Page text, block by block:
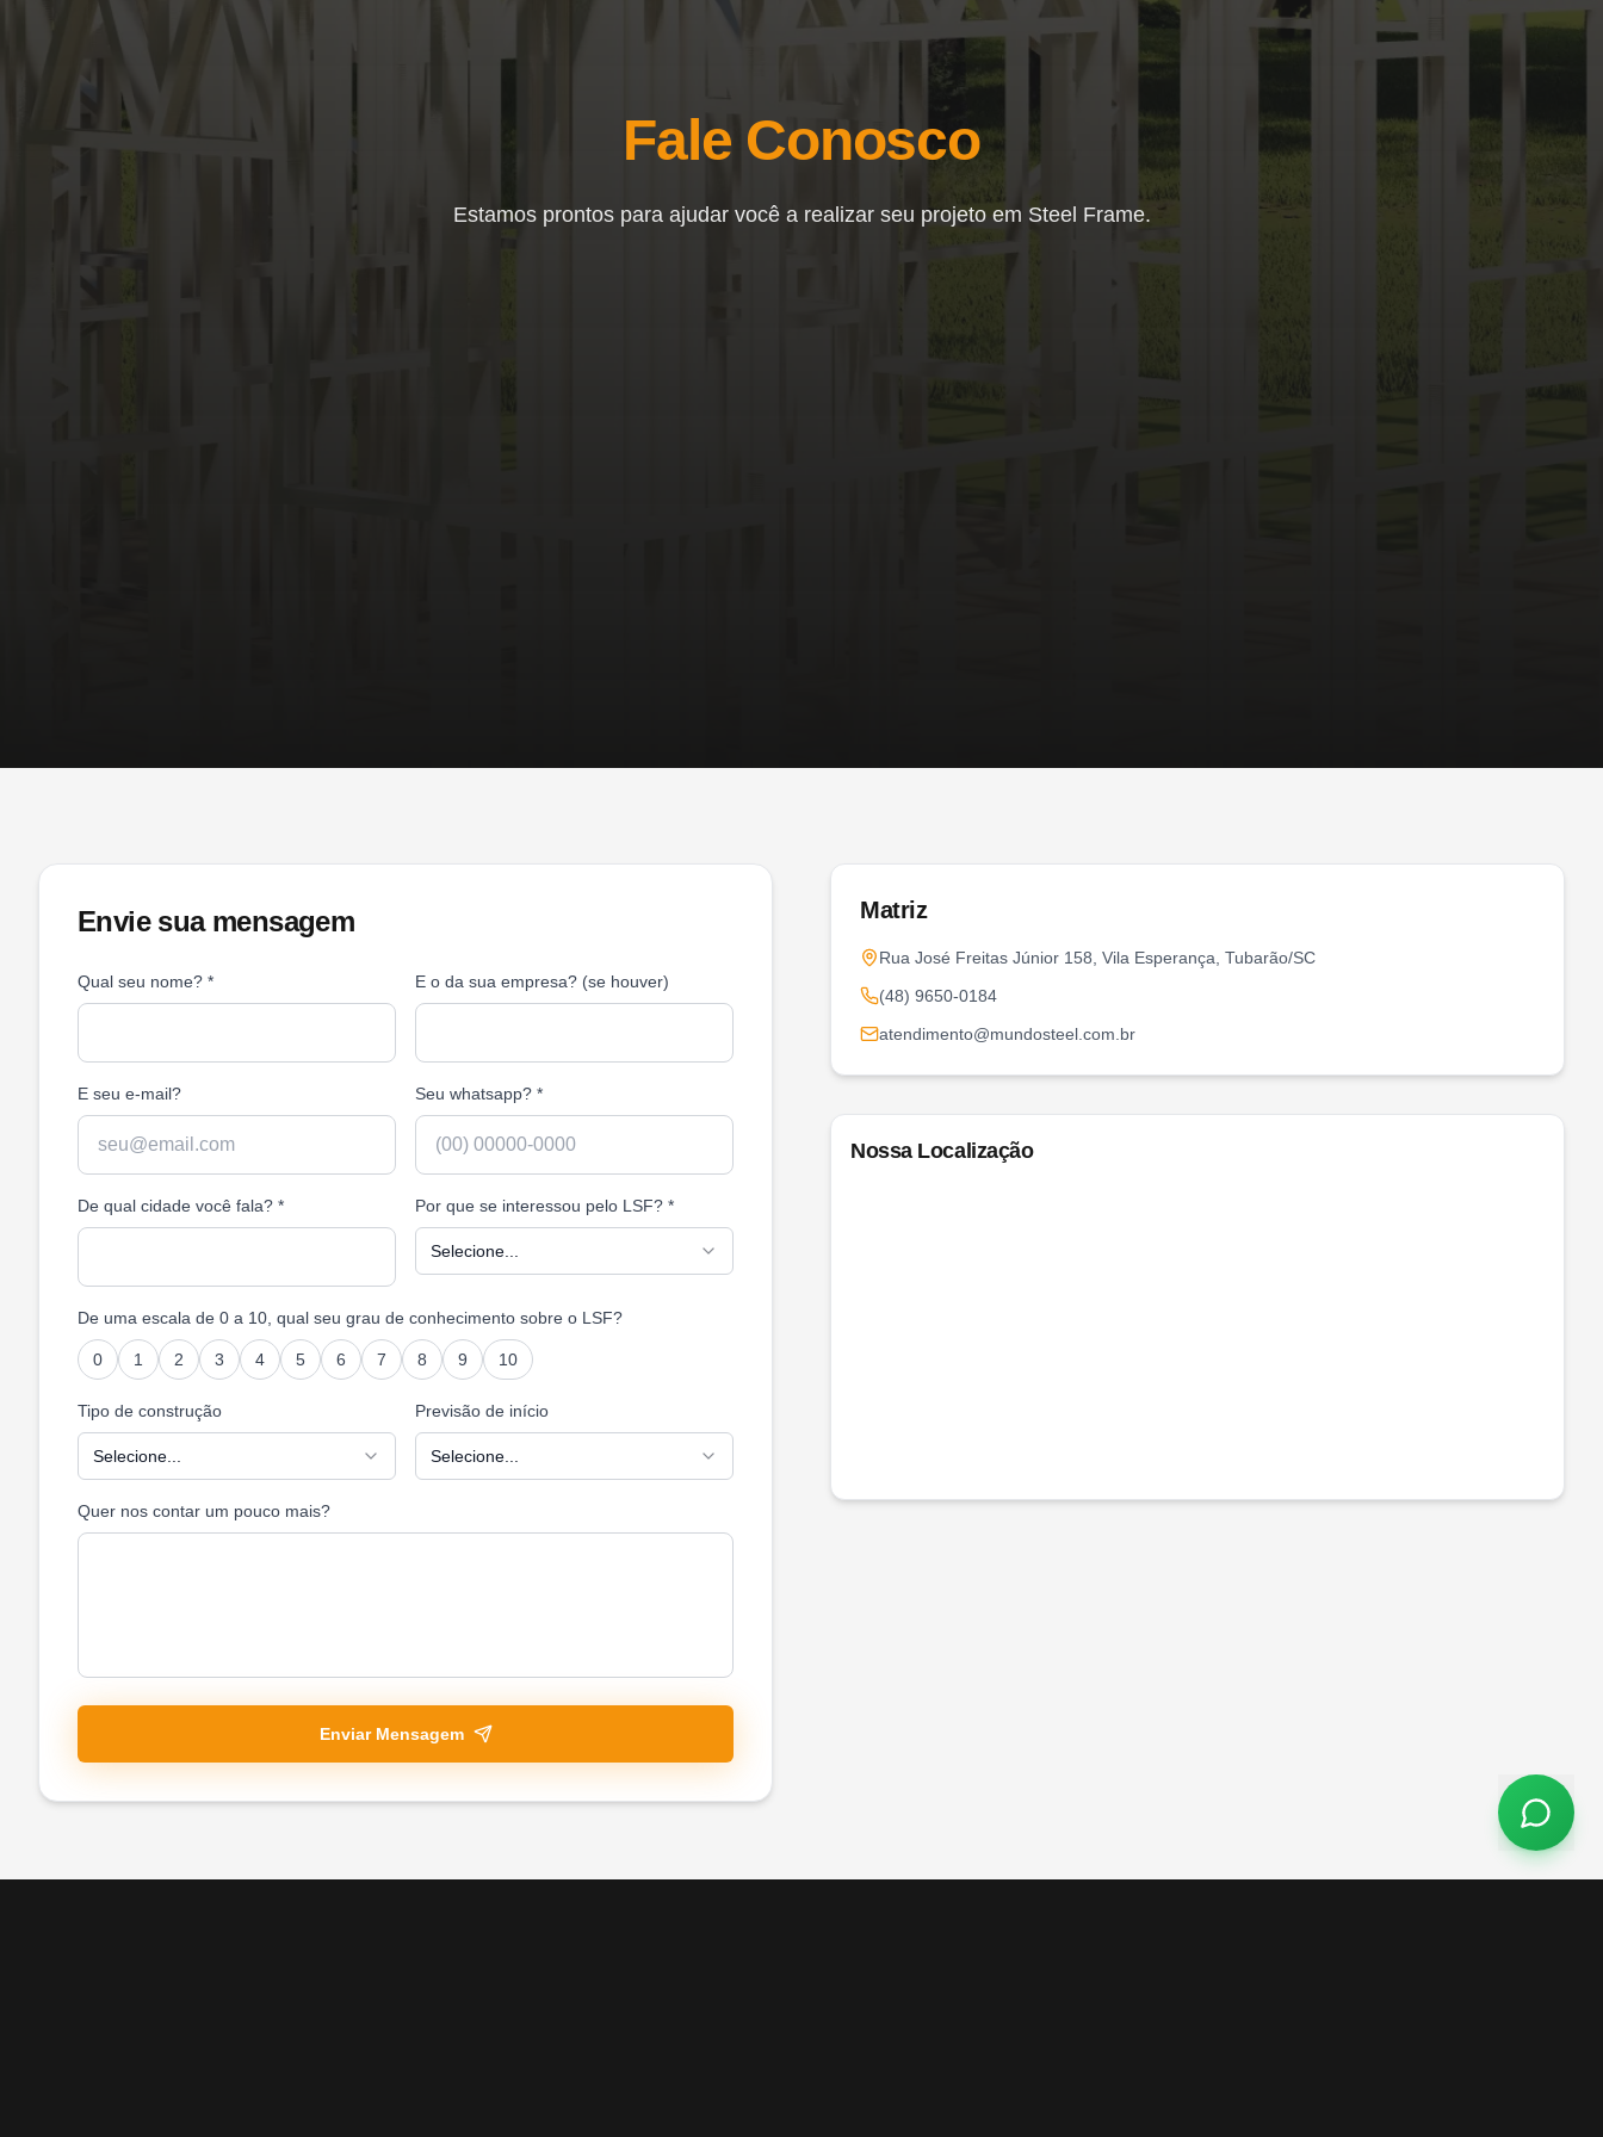
Fale Conosco
Estamos prontos para ajudar você a realizar seu projeto em Steel Frame.
Envie sua mensagem
Qual seu nome? * E o da sua empresa? (se houver)
E seu e-mail? Seu whatsapp? *
De qual cidade você fala? * Por que se interessou pelo LSF? *
Selecione...
De uma escala de 0 a 10, qual seu grau de conhecimento sobre o LSF?
0 1 2 3 4 5 6 7 8 9 10
Tipo de construção
Selecione...
Previsão de início
Selecione...
Quer nos contar um pouco mais?
Enviar Mensagem
Matriz
Rua José Freitas Júnior 158, Vila Esperança, Tubarão/SC
(48) 9650-0184
atendimento@mundosteel.com.br
Nossa Localização